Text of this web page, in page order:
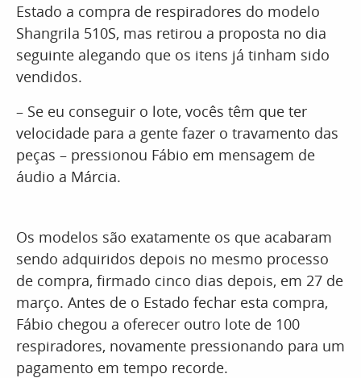
Estado a compra de respiradores do modelo
Shangrila 510S, mas retirou a proposta no dia
seguinte alegando que os itens já tinham sido
vendidos.
– Se eu conseguir o lote, vocês têm que ter
velocidade para a gente fazer o travamento das
peças – pressionou Fábio em mensagem de
áudio a Márcia.
Os modelos são exatamente os que acabaram
sendo adquiridos depois no mesmo processo
de compra, firmado cinco dias depois, em 27 de
março. Antes de o Estado fechar esta compra,
Fábio chegou a oferecer outro lote de 100
respiradores, novamente pressionando para um
pagamento em tempo recorde.